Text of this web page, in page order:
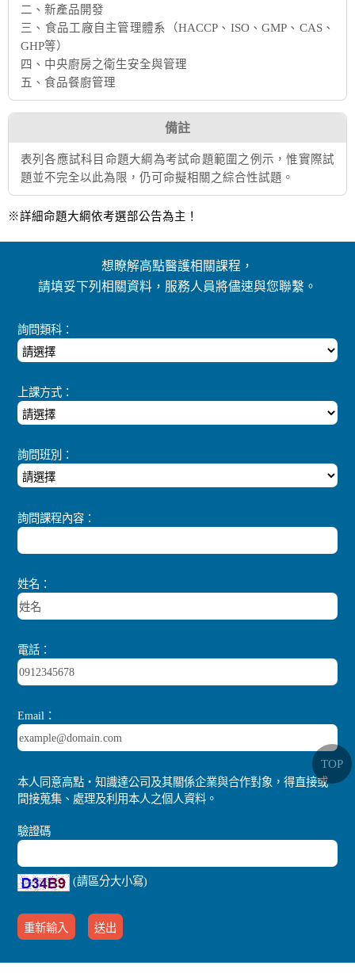
二、新產品開發
三、食品工廠自主管理體系（HACCP、ISO、GMP、CAS、
GHP等）
四、中央廚房之衛生安全與管理
五、食品餐廚管理
備註
表列各應試科目命題大綱為考試命題範圍之例示，惟實際試
題並不完全以此為限，仍可命擬相關之綜合性試題。
※詳細命題大綱依考選部公告為主！
想瞭解高點醫護相關課程，
請填妥下列相關資料，服務人員將儘速與您聯繫。
詢問類科：
上課方式：
詢問班別：
詢問課程內容：
姓名：
電話：
Email：
本人同意高點‧知識達公司及其關係企業與合作對象，得直接或
間接蒐集、處理及利用本人之個人資料。
驗證碼
(請區分大小寫)
TOP